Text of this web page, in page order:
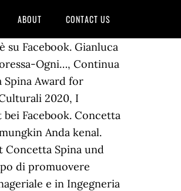
ABOUT CONTACT US
su Facebook. Gianluca
Ogni…, Continua
Spina Award for
2020, I
Facebook. Concetta
Anda kenal.
Concetta Spina und
di promuovere
e in Ingegneria